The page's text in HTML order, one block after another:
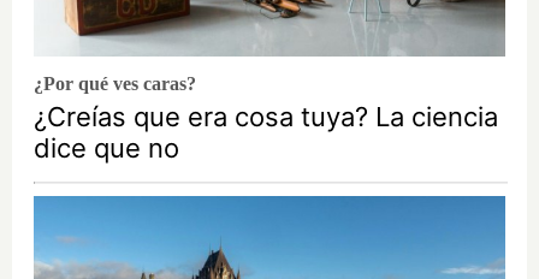
¿Por qué ves caras?
¿Creías que era cosa tuya? La ciencia
dice que no